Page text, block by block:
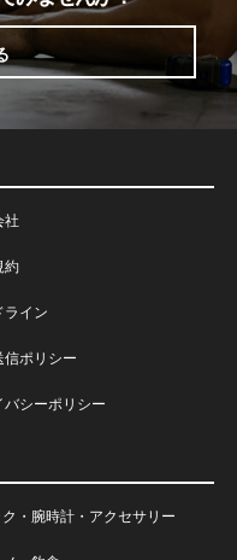
社
約
ライン
信ポリシー
バシーポリシー
・腕時計・アクセサリー